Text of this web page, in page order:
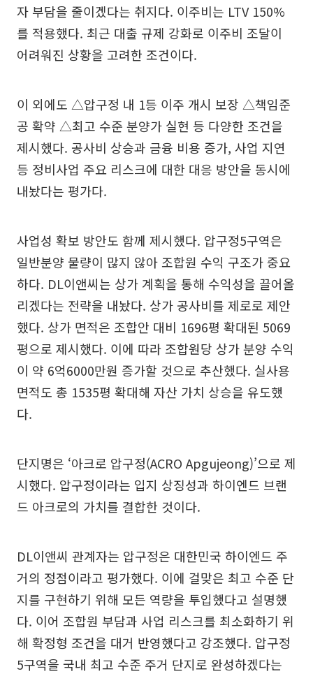
자 부담을 줄이겠다는 취지다. 이주비는 LTV 150%
를 적용했다. 최근 대출 규제 강화로 이주비 조달이
어려워진 상황을 고려한 조건이다.
이 외에도 △압구정 내 1등 이주 개시 보장 △책임준
공 확약 △최고 수준 분양가 실현 등 다양한 조건을
제시했다. 공사비 상승과 금융 비용 증가, 사업 지연
등 정비사업 주요 리스크에 대한 대응 방안을 동시에
내놨다는 평가다.
사업성 확보 방안도 함께 제시했다. 압구정5구역은
일반분양 물량이 많지 않아 조합원 수익 구조가 중요
하다. DL이앤씨는 상가 계획을 통해 수익성을 끌어올
리겠다는 전략을 내놨다. 상가 공사비를 제로로 제안
했다. 상가 면적은 조합안 대비 1696평 확대된 5069
평으로 제시했다. 이에 따라 조합원당 상가 분양 수익
이 약 6억6000만원 증가할 것으로 추산했다. 실사용
면적도 총 1535평 확대해 자산 가치 상승을 유도했
다.
단지명은 ‘아크로 압구정(ACRO Apgujeong)’으로 제
시했다. 압구정이라는 입지 상징성과 하이엔드 브랜
드 아크로의 가치를 결합한 것이다.
DL이앤씨 관계자는 압구정은 대한민국 하이엔드 주
거의 정점이라고 평가했다. 이에 걸맞은 최고 수준 단
지를 구현하기 위해 모든 역량을 투입했다고 설명했
다. 이어 조합원 부담과 사업 리스크를 최소화하기 위
해 확정형 조건을 대거 반영했다고 강조했다. 압구정
5구역을 국내 최고 수준 주거 단지로 완성하겠다는